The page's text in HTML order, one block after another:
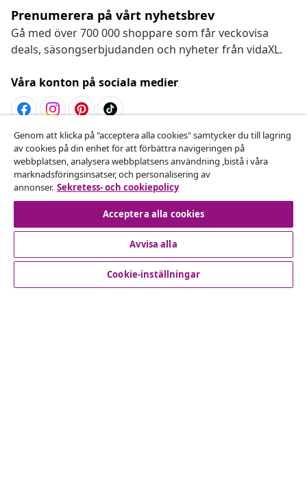
Prenumerera på vårt nyhetsbrev
Gå med över 700 000 shoppare som får veckovisa
deals, säsongserbjudanden och nyheter från vidaXL.
Våra konton på sociala medier
Avbryta avtalet
Skicka in en begäran om uttag för din beställning.
Avbryta avtalet
Kundservice
Genom att klicka på "acceptera alla cookies" samtycker du till lagring
av cookies på din enhet för att förbättra navigeringen på
webbplatsen, analysera webbplatsens användning ,bistå i våra
marknadsföringsinsatser, och personalisering av
annonser. Sekretess- och cookiepolicy
Acceptera alla cookies
Avvisa alla
Cookie-inställningar